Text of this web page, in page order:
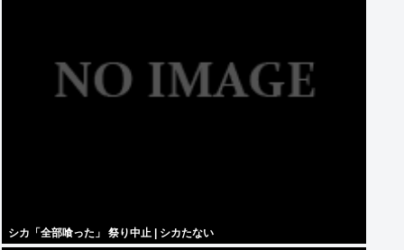
シカ「全部喰った」 祭り中止 | シカたない